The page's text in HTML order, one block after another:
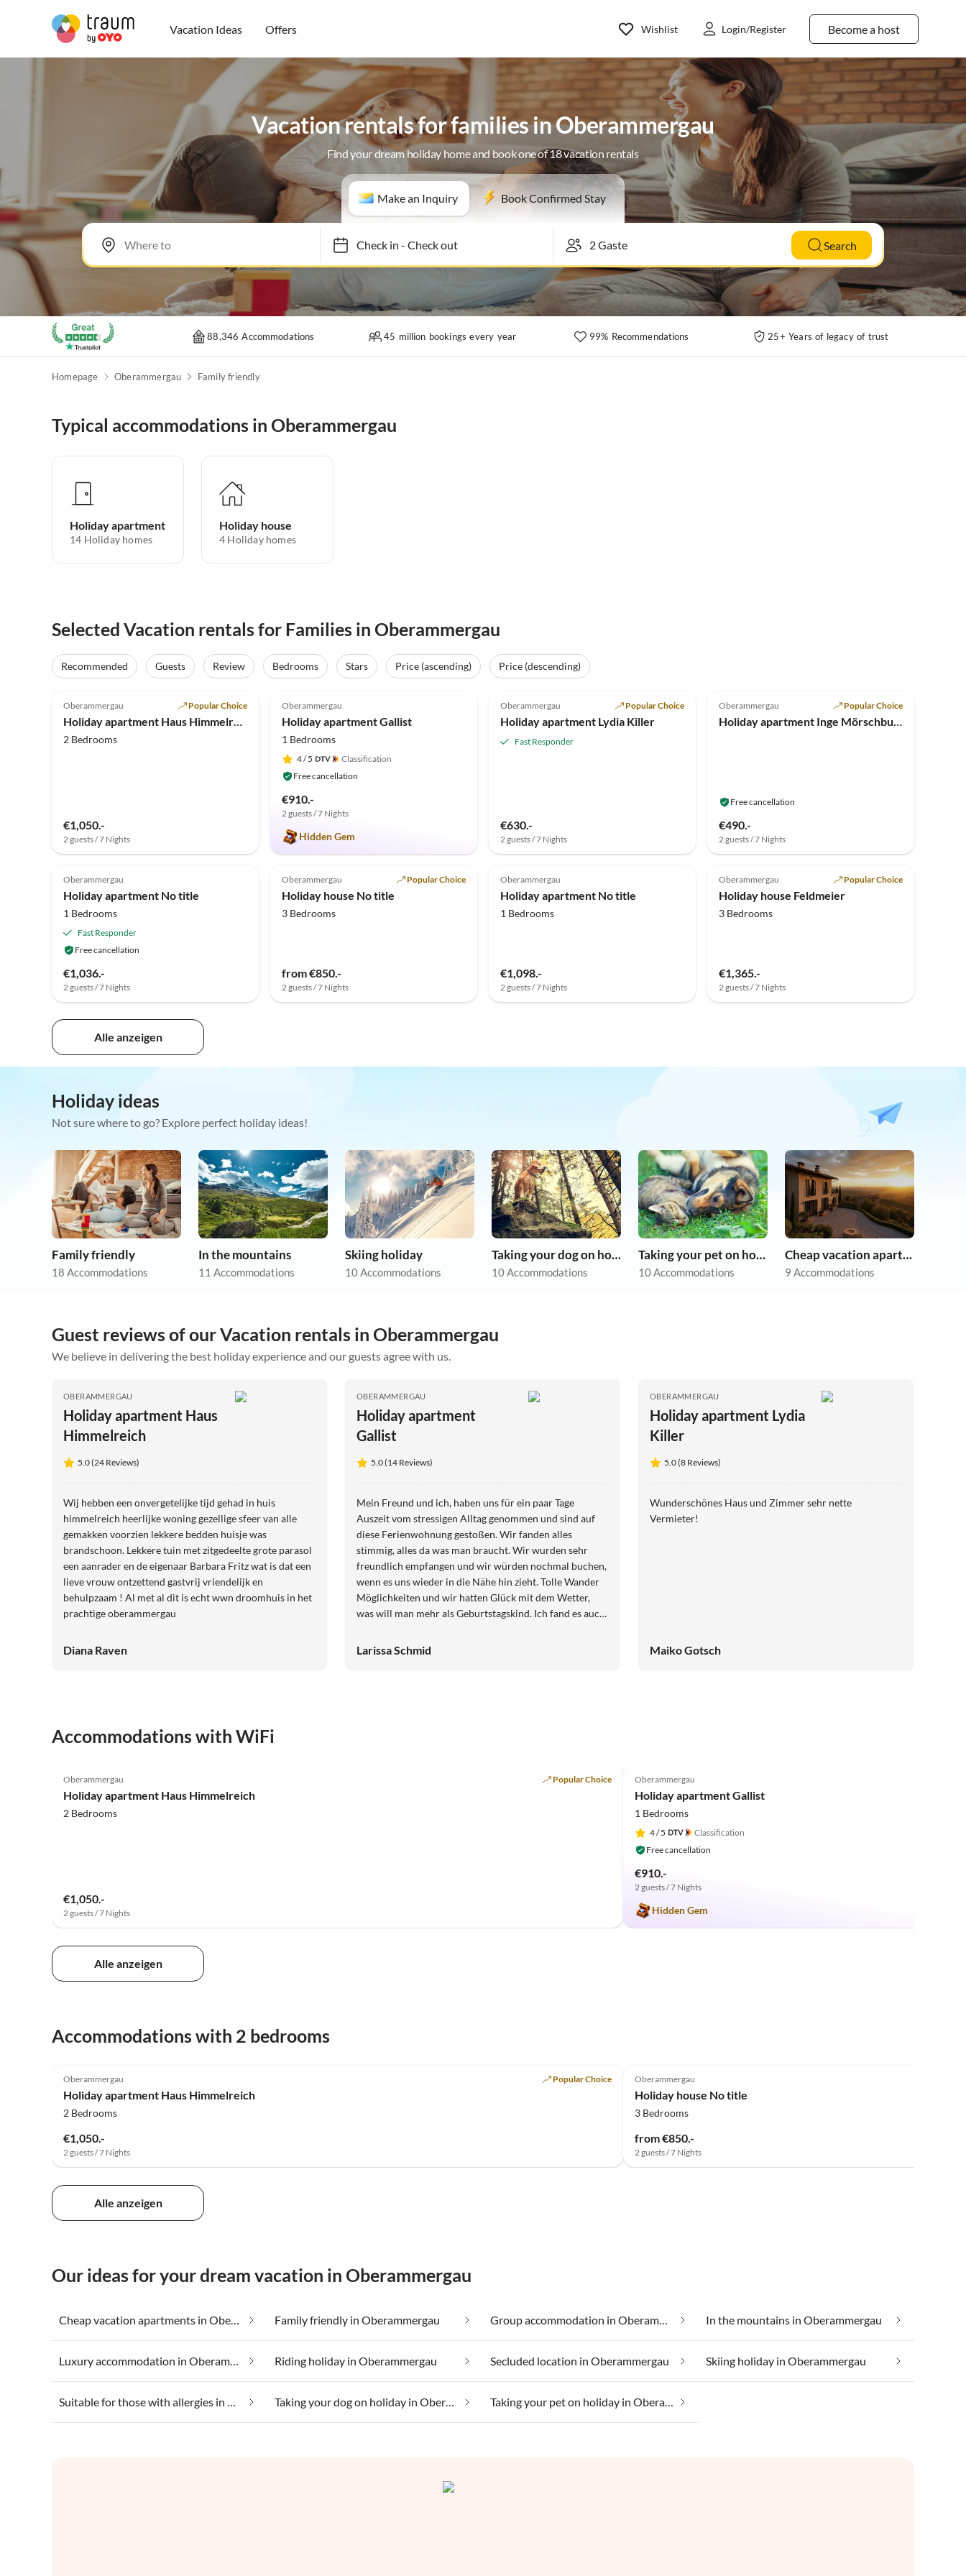
Vacation Ideas Offers Become a host
Wishlist Login/Register
Vacation rentals for families in Oberammergau
Find your dream holiday home and book one of 18 vacation rentals
Make an Inquiry Book Confirmed Stay
Check in- Check out Search
88,346 Accommodations 45 million bookings every year 99% Recommendations 25+ Years of legacy of trust
Homepage Oberammergau Family friendly
Typical accommodations in Oberammergau
Holiday apartment
14 Holiday homes
Holiday house
4 Holiday homes
Selected Vacation rentals for Families in Oberammergau
Recommended Guests Review Bedrooms Stars Price (ascending)
Price (descending)
Oberammergau Popular Choice
Holiday apartment Haus Himmelreich
2 Bedrooms
€1,050.-
2 guests / 7 Nights
Oberammergau
Holiday apartment Gallist
1 Bedrooms
4/ 5
Classification
Free cancellation
€910.-
2 guests / 7 Nights
Hidden Gem
Oberammergau Popular Choice
Holiday apartment Lydia Killer
Fast Responder
€630.-
2 guests / 7 Nights
Oberammergau Popular Choice
Holiday apartment Inge Mörschburger
Free cancellation
€490.-
2 guests / 7 Nights
4.3 (1)
Oberammergau
Holiday apartment No title
1 Bedrooms
Fast Responder
Free cancellation
€1,036.-
2 guests / 7 Nights
5.0 (1)
Oberammergau Popular Choice
Holiday house No title
3 Bedrooms
from €850.-
2 guests / 7 Nights
Oberammergau
Holiday apartment No title
1 Bedrooms
€1,098.-
2 guests / 7 Nights
Top-Listing
Oberammergau Popular Choice
Holiday house Feldmeier
3 Bedrooms
€1,365.-
2 guests / 7 Nights
Alle anzeigen
Holiday ideas
Not sure where to go? Explore perfect holiday ideas!
Family friendly
18 Accommodations
In the mountains
11 Accommodations
Skiing holiday
10 Accommodations
Taking your dog on holiday
10 Accommodations
Taking your pet on holiday
10 Accommodations
Cheap vacation apartments
9 Accommodations
Guest reviews of our Vacation rentals in Oberammergau
We believe in delivering the best holiday experience and our guests agree with us.
OBERAMMERGAU
Holiday apartment Haus
Himmelreich
5.0 (24 Reviews)
Wij hebben een onvergetelijke tijd gehad in huis
himmelreich heerlijke woning gezellige sfeer van alle
gemakken voorzien lekkere bedden huisje was
brandschoon. Lekkere tuin met zitgedeelte grote parasol
een aanrader en de eigenaar Barbara Fritz wat is dat een
lieve vrouw ontzettend gastvrij vriendelijk en
behulpzaam ! Al met al dit is echt wwn droomhuis in het
prachtige oberammergau
Diana Raven
OBERAMMERGAU
Holiday apartment
Gallist
5.0 (14 Reviews)
Mein Freund und ich, haben uns für ein paar Tage
Auszeit vom stressigen Alltag genommen und sind auf
diese Ferienwohnung gestoßen. Wir fanden alles
stimmig, alles da was man braucht. Wir wurden sehr
freundlich empfangen und wir würden nochmal buchen,
wenn es uns wieder in die Nähe hin zieht. Tolle Wander
Möglichkeiten und wir hatten Glück mit dem Wetter,
was will man mehr als Geburtstagskind. Ich fand es auch
vor der Tür liegen hatte, das ist nicht Selbstverständlich
Larissa Schmid
OBERAMMERGAU
Holiday apartment Lydia
Killer
5.0 (8 Reviews)
Wunderschönes Haus und Zimmer sehr nette
Vermieter!
Maiko Gotsch
Accommodations with WiFi
Oberammergau Popular Choice
Holiday apartment Haus Himmelreich
2 Bedrooms
€1,050.-
2 guests / 7 Nights
Oberammergau
Holiday apartment Gallist
1 Bedrooms
4/ 5
Classification
Free cancellation
€910.-
2 guests / 7 Nights
Hidden Gem
Alle anzeigen
Accommodations with 2 bedrooms
Oberammergau Popular Choice
Holiday apartment Haus Himmelreich
2 Bedrooms
€1,050.-
2 guests / 7 Nights
Oberammergau
Holiday house No title
3 Bedrooms
from €850.-
2 guests / 7 Nights
Alle anzeigen
Our ideas for your dream vacation in Oberammergau
Cheap vacation apartments in Oberammergau Family friendly in Oberammergau Group accommodation in Oberammergau In the mountains in Oberammergau
Luxury accommodation in Oberammergau Riding holiday in Oberammergau Secluded location in Oberammergau Skiing holiday in Oberammergau
Suitable for those with allergies in Oberammergau Taking your dog on holiday in Oberammergau Taking your pet on holiday in Oberammergau